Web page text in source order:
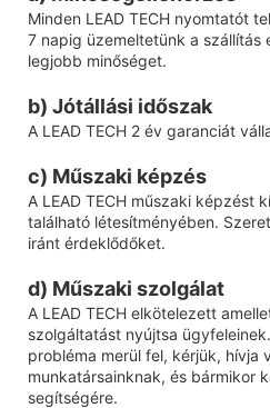
Minden LEAD TECH nyomtatót
7 napig üzemeltetünk a szállítás
legjobb minőséget.
b) Jótállási időszak
A LEAD TECH 2 év garanciát
c) Műszaki képzés
A LEAD TECH műszaki képzést
található létesítményében.
iránt érdeklődőket.
d) Műszaki szolgálat
A LEAD TECH elkötelezett
szolgáltatást nyújtsa
probléma merül fel, kérjük, hívja
munkatársainknak, és bármikor
segítségére.